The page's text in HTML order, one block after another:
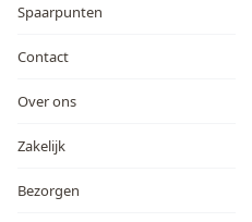
Spaarpunten
Contact
Over ons
Zakelijk
Bezorgen